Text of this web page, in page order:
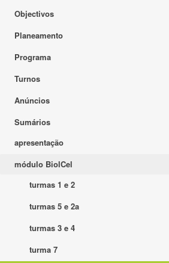
Objectivos
Planeamento
Programa
Turnos
Anúncios
Sumários
apresentação
módulo BiolCel
turmas 1 e 2
turmas 5 e 2a
turmas 3 e 4
turma 7